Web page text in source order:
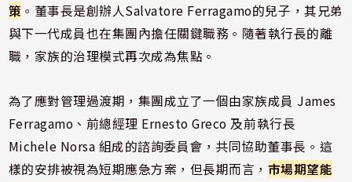
策 。董事長是創辦人Salvatore Ferragamo的兒子，其兄弟
與下一代成員也在集團內擔任關鍵職務。隨著執行長的離
職，家族的治理模式再次成為焦點。
為了應對管理過渡期，集團成立了一個由家族成員 James
Ferragamo、前總經理 Ernesto Greco 及前執行長
Michele Norsa 組成的諮詢委員會，共同協助董事長。這
樣的安排被視為短期應急方案，但長期而言， 市場期望能